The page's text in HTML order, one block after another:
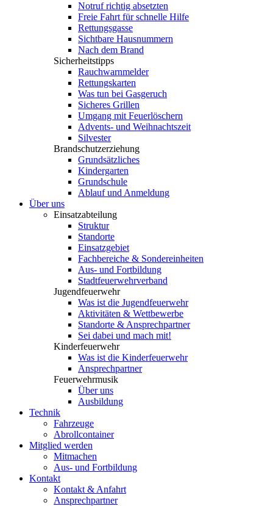
Notruf richtig absetzten
Freie Fahrt für schnelle Hilfe
Rettungsgasse
Sichtbare Hausnummern
Nach dem Brand
Sicherheitstipps
Rauchwarnmelder
Rettungskarten
Was tun bei Gasgeruch
Sicheres Grillen
Umgang mit Feuerlöschern
Advents- und Weihnachtszeit
Silvester
Brandschutzerziehung
Grundsätzliches
Kindergarten
Grundschule
Ablauf und Anmeldung
Über uns
Einsatzabteilung
Struktur
Standorte
Einsatzgebiet
Fachbereiche & Sondereinheiten
Aus- und Fortbildung
Stadtfeuerwehrverband
Jugendfeuerwehr
Was ist die Jugendfeuerwehr
Aktivitäten & Wettbewerbe
Standorte & Ansprechpartner
Sei dabei und mach mit!
Kinderfeuerwehr
Was ist die Kinderfeuerwehr
Ansprechpartner
Feuerwehrmusik
Über uns
Ausbildung
Technik
Fahrzeuge
Abrollcontainer
Mitglied werden
Mitmachen
Aus- und Fortbildung
Kontakt
Kontakt & Anfahrt
Ansprechpartner